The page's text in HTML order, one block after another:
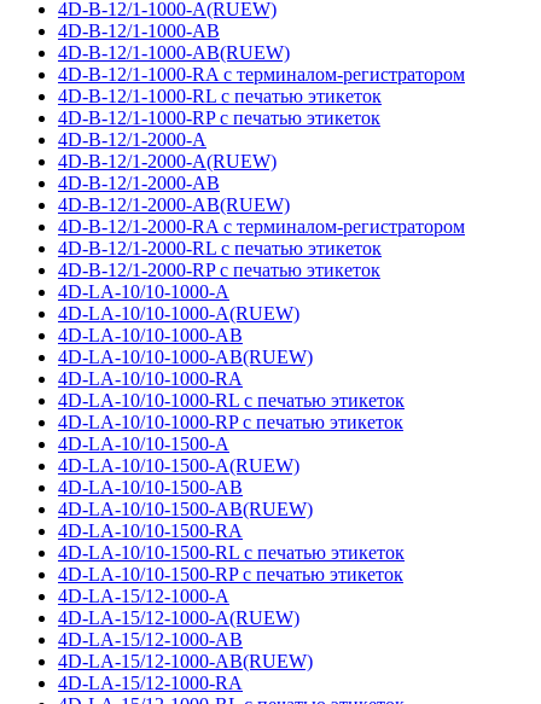
4D-B-12/1-1000-A(RUEW)
4D-B-12/1-1000-AB
4D-B-12/1-1000-AB(RUEW)
4D-B-12/1-1000-RA с терминалом-регистратором
4D-B-12/1-1000-RL с печатью этикеток
4D-B-12/1-1000-RP с печатью этикеток
4D-B-12/1-2000-A
4D-B-12/1-2000-A(RUEW)
4D-B-12/1-2000-AB
4D-B-12/1-2000-AB(RUEW)
4D-B-12/1-2000-RA с терминалом-регистратором
4D-B-12/1-2000-RL с печатью этикеток
4D-B-12/1-2000-RP с печатью этикеток
4D-LA-10/10-1000-A
4D-LA-10/10-1000-A(RUEW)
4D-LA-10/10-1000-AB
4D-LA-10/10-1000-AB(RUEW)
4D-LA-10/10-1000-RA
4D-LA-10/10-1000-RL с печатью этикеток
4D-LA-10/10-1000-RP с печатью этикеток
4D-LA-10/10-1500-A
4D-LA-10/10-1500-A(RUEW)
4D-LA-10/10-1500-AB
4D-LA-10/10-1500-AB(RUEW)
4D-LA-10/10-1500-RA
4D-LA-10/10-1500-RL с печатью этикеток
4D-LA-10/10-1500-RP с печатью этикеток
4D-LA-15/12-1000-A
4D-LA-15/12-1000-A(RUEW)
4D-LA-15/12-1000-AB
4D-LA-15/12-1000-AB(RUEW)
4D-LA-15/12-1000-RA